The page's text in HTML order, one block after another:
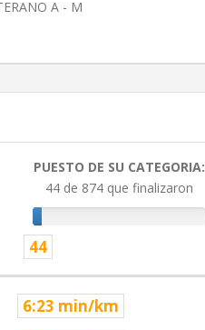
A - M
PUESTO DE SU CATEGORIA:
44 de 874 que finalizaron
44
6:23 min/km